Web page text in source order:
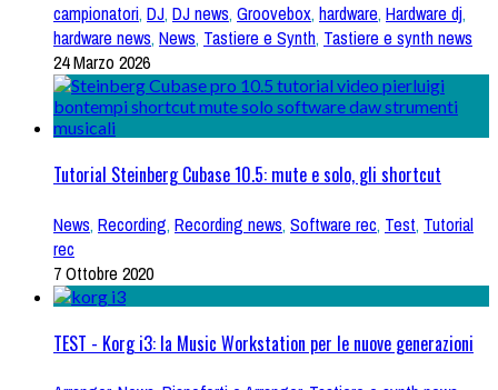
campionatori, DJ, DJ news, Groovebox, hardware, Hardware dj,
hardware news, News, Tastiere e Synth, Tastiere e synth news
24 Marzo 2026
Tutorial Steinberg Cubase 10.5: mute e solo, gli shortcut
News, Recording, Recording news, Software rec, Test, Tutorial
rec
7 Ottobre 2020
TEST - Korg i3: la Music Workstation per le nuove generazioni